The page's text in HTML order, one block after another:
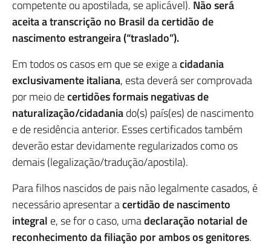
competente ou apostilada, se aplicável). Não será
aceita a transcrição no Brasil da certidão de
nascimento estrangeira (“traslado”).
Em todos os casos em que se exige acidadania
exclusivamente italiana, esta deverá ser comprovada
por meio decertidões formais negativas de
naturalização/cidadaniado(s) país(es) de nascimento
e de residência anterior. Esses certificados também
deverão estar devidamente regularizados como os
demais (legalização/tradução/apostila).
Para filhos nascidos de pais não legalmente casados, é
necessário apresentar acertidão de nascimento
integral e, se for o caso, umadeclaração notarial de
reconhecimento da filiação por ambos os genitores.